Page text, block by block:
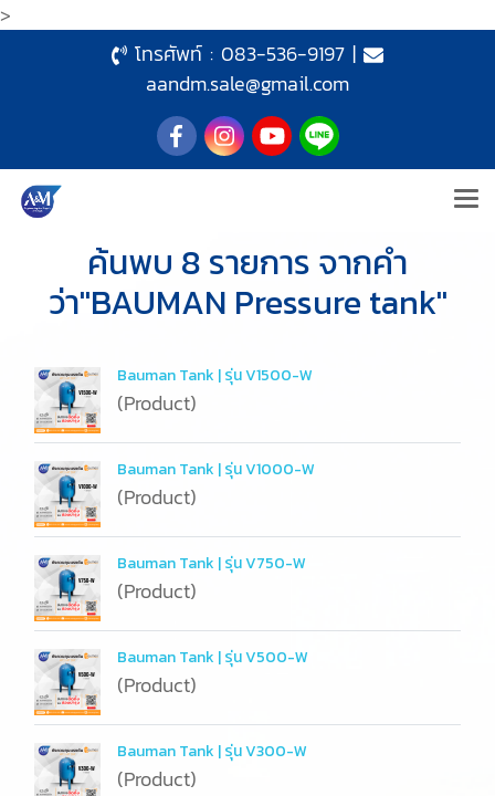
>
โทรศัพท์ : 083-536-9197|
aandm.sale@gmail.com
ค้นพบ 8 รายการ จากคำ
ว่า"BAUMAN Pressure tank"
Bauman Tank | รุ่น V1500-W
(Product)
Bauman Tank | รุ่น V1000-W
(Product)
Bauman Tank | รุ่น V750-W
(Product)
Bauman Tank | รุ่น V500-W
(Product)
Bauman Tank | รุ่น V300-W
(Product)